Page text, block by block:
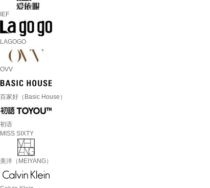
IEF
LAGOGO
OVV
百家好（Basic House）
初语
MISS SIXTY
美洋（MEIYANG）